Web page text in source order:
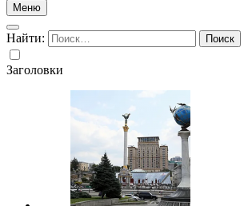
Меню
Найти:
Заголовки